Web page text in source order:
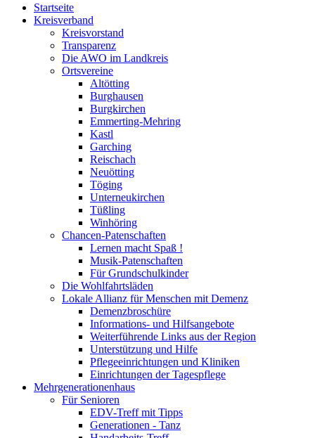
Startseite
Kreisverband
Kreisvorstand
Transparenz
Die AWO im Landkreis
Ortsvereine
Altötting
Burghausen
Burgkirchen
Emmerting-Mehring
Kastl
Garching
Reischach
Neuötting
Töging
Unterneukirchen
Tüßling
Winhöring
Chancen-Patenschaften
Lernen macht Spaß !
Musik-Patenschaften
Für Grundschulkinder
Die Wohlfahrtsläden
Lokale Allianz für Menschen mit Demenz
Demenzbroschüre
Informations- und Hilfsangebote
Weiterführende Links aus der Region
Unterstützung und Hilfe
Pflegeeinrichtungen und Kliniken
Einrichtungen der Tagespflege
Mehrgenerationenhaus
Für Senioren
EDV-Treff mit Tipps
Generationen - Tanz